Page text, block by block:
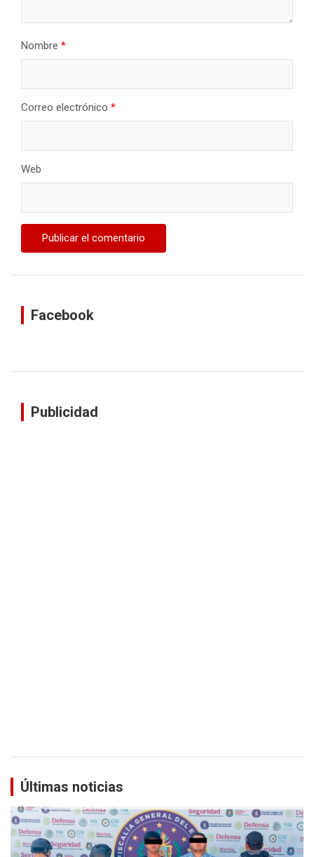
Nombre *
Correo electrónico *
Web
Facebook
Publicidad
Últimas noticias